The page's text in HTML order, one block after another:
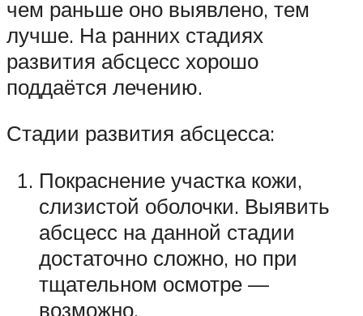
чем раньше оно выявлено, тем
лучше. На ранних стадиях
развития абсцесс хорошо
поддаётся лечению.
Стадии развития абсцесса:
Покраснение участка кожи,
слизистой оболочки. Выявить
абсцесс на данной стадии
достаточно сложно, но при
тщательном осмотре —
возможно.